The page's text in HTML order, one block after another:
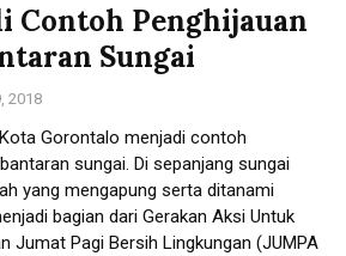
Contoh Penghijauan
Sungai
2018
Gorontalo menjadi contoh
sungai. Di sepanjang sungai
yang mengapung serta ditanami
bagian dari Gerakan Aksi Untuk
Jumat Pagi Bersih Lingkungan (JUMPA